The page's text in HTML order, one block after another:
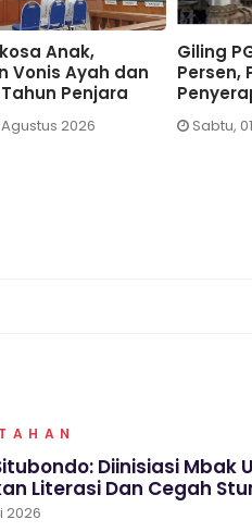
PG Assembagoes
Maksimalkan Penanganan
Tolato, DLH Situbondo
Keluhan Warga Mulai
Berkurang
Diinisiasi Mbak
Literasi Dan Cegah
2026